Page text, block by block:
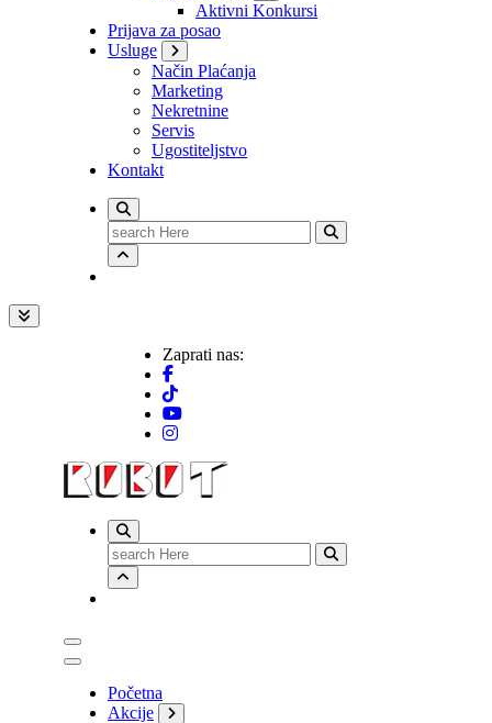
Aktivni Konkursi
Prijava za posao
Usluge
Način Plaćanja
Marketing
Nekretnine
Servis
Ugostiteljstvo
Kontakt
Search
for:
Zaprati nas:
Search
for:
Početna
Akcije